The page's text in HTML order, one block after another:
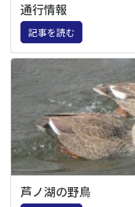
通行情報
記事を読む
芦ノ湖の野鳥